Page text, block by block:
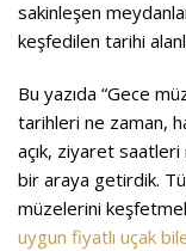
sakinleşen
keşfedilen tarihi
Bu yazıda “Gece
tarihleri ne zaman,
açık, ziyaret saatleri
bir araya getirdik.
müzelerini
uygun fiyatlı uçak